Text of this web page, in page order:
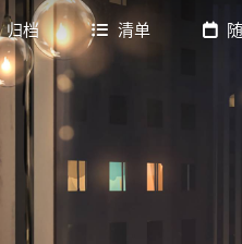
归档 清单
书单